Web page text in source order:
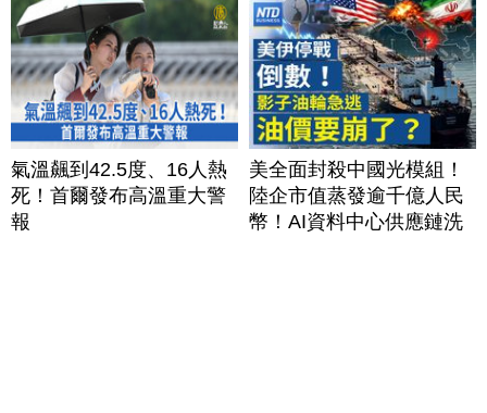
氣溫飆到42.5度、16人熱
死！首爾發布高溫重大警
報
美全面封殺中國光模組！
陸企市值蒸發逾千億人民
幣！AI資料中心供應鏈洗